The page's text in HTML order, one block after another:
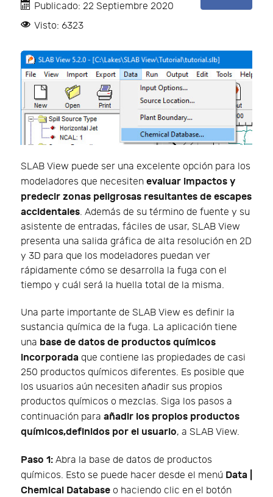
Publicado: 22 Septiembre 2020
Visto: 6323
SLAB View puede ser una excelente opción para los
modeladores que necesiten evaluar impactos y
predecir zonas peligrosas resultantes de escapes
accidentales. Además de su término de fuente y su
asistente de entradas, fáciles de usar, SLAB View
presenta una salida gráfica de alta resolución en 2D
y 3D para que los modeladores puedan ver
rápidamente cómo se desarrolla la fuga con el
tiempo y cuál será la huella total de la misma.
Una parte importante de SLAB View es definir la
sustancia química de la fuga. La aplicación tiene
una base de datos de productos químicos
incorporada que contiene las propiedades de casi
250 productos químicos diferentes. Es posible que
los usuarios aún necesiten añadir sus propios
productos químicos o mezclas. Siga los pasos a
continuación para añadir los propios productos
químicos,definidos por el usuario, a SLAB View.
Paso 1: Abra la base de datos de productos
químicos. Esto se puede hacer desde el menú Data |
Chemical Database o haciendo clic en el botón